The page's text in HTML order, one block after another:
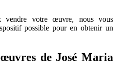
vendre votre œuvre, nous vous
possible pour en obtenir un
de José Maria